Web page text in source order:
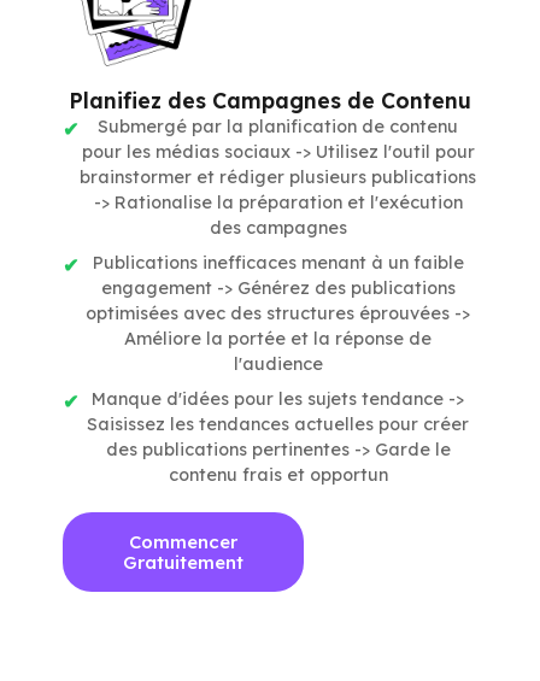
Planifiez des Campagnes de Contenu
Submergé par la planification de contenu
pour les médias sociaux -> Utilisez l'outil pour
brainstormer et rédiger plusieurs publications
-> Rationalise la préparation et l'exécution
des campagnes
Publications inefficaces menant à un faible
engagement -> Générez des publications
optimisées avec des structures éprouvées ->
Améliore la portée et la réponse de
l'audience
Manque d'idées pour les sujets tendance ->
Saisissez les tendances actuelles pour créer
des publications pertinentes -> Garde le
contenu frais et opportun
Commencer
Gratuitement